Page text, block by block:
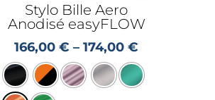
Stylo Bille Aero
Anodisé easyFLOW
166,00€ –174,00€